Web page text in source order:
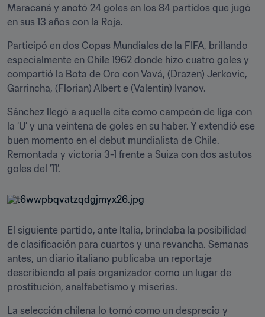
Maracaná y anotó 24 goles en los 84 partidos que jugó
en sus 13 años con la Roja.
Participó en dos Copas Mundiales de la FIFA, brillando
especialmente en Chile 1962 donde hizo cuatro goles y
compartió la Bota de Oro con Vavá, (Drazen) Jerkovic,
Garrincha, (Florian) Albert e (Valentin) Ivanov.
Sánchez llegó a aquella cita como campeón de liga con
la ‘U’ y una veintena de goles en su haber. Y extendió ese
buen momento en el debut mundialista de Chile.
Remontada y victoria 3-1 frente a Suiza con dos astutos
goles del ’11’.
El siguiente partido, ante Italia, brindaba la posibilidad
de clasificación para cuartos y una revancha. Semanas
antes, un diario italiano publicaba un reportaje
describiendo al país organizador como un lugar de
prostitución, analfabetismo y miserias.
La selección chilena lo tomó como un desprecio y